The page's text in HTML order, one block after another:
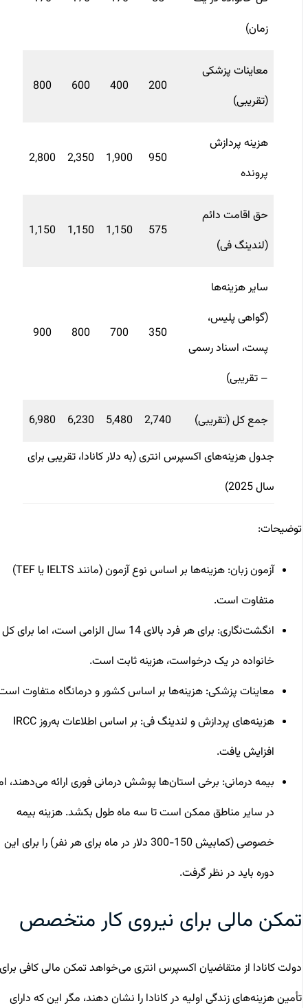
زمان)
معاینات پزشکی
(تقریبی)
200
400
600
800
هزینه پردازش
پرونده
950
1,900
2,350
2,800
حق اقامت دائم
(لندینگ فی)
575
1,150
1,150
1,150
سایر هزینه‌ها
(گواهی پلیس،
پست، اسناد رسمی
– تقریبی)
350
700
800
900
جمع کل (تقریبی) 2,740
5,480
6,230
6,980
جدول هزینه‌های اکسپرس انتری (به دلار کانادا، تقریبی برای
سال 2025)
توضیحات:
آزمون زبان: هزینه‌ها بر اساس نوع آزمون (مانند IELTS یا TEF)
متفاوت است.
انگشت‌نگاری: برای هر فرد بالای 14 سال الزامی است، اما برای کل
خانواده در یک درخواست، هزینه ثابت است.
معاینات پزشکی: هزینه‌ها بر اساس کشور و درمانگاه متفاوت است.
هزینه‌های پردازش و لندینگ فی: بر اساس اطلاعات به‌روز IRCC
افزایش یافت.
بیمه درمانی: برخی استان‌ها پوشش درمانی فوری ارائه می‌دهند، اما
در سایر مناطق ممکن است تا سه ماه طول بکشد. هزینه بیمه
خصوصی (کمابیش 150-300 دلار در ماه برای هر نفر) را برای این
دوره باید در نظر گرفت.
تمکن مالی برای نیروی کار متخصص
دولت کانادا از متقاضیان اکسپرس انتری می‌خواهد تمکن مالی کافی برای
تأمین هزینه‌های زندگی اولیه در کانادا را نشان دهند، مگر این که دارای